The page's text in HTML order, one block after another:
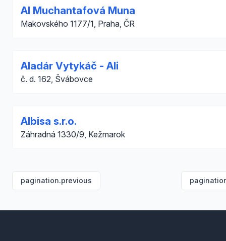
Al Muchantafová Muna
Makovského 1177/1, Praha, ČR
Aladár Vytykáč - Ali
č. d. 162, Švábovce
Albisa s.r.o.
Záhradná 1330/9, Kežmarok
pagination.previous